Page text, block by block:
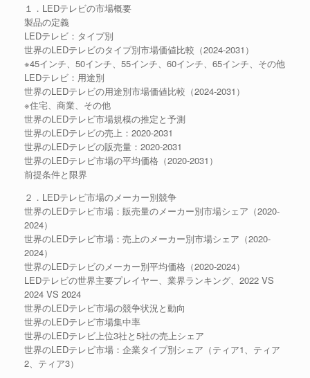
１．LEDテレビの市場概要
製品の定義
LEDテレビ：タイプ別
世界のLEDテレビのタイプ別市場価値比較（2024-2031）
※45インチ、50インチ、55インチ、60インチ、65インチ、その他
LEDテレビ：用途別
世界のLEDテレビの用途別市場価値比較（2024-2031）
※住宅、商業、その他
世界のLEDテレビ市場規模の推定と予測
世界のLEDテレビの売上：2020-2031
世界のLEDテレビの販売量：2020-2031
世界のLEDテレビ市場の平均価格（2020-2031）
前提条件と限界
２．LEDテレビ市場のメーカー別競争
世界のLEDテレビ市場：販売量のメーカー別市場シェア（2020-
2024）
世界のLEDテレビ市場：売上のメーカー別市場シェア（2020-
2024）
世界のLEDテレビのメーカー別平均価格（2020-2024）
LEDテレビの世界主要プレイヤー、業界ランキング、2022 VS
2024 VS 2024
世界のLEDテレビ市場の競争状況と動向
世界のLEDテレビ市場集中率
世界のLEDテレビ上位3社と5社の売上シェア
世界のLEDテレビ市場：企業タイプ別シェア（ティア1、ティア
2、ティア3）